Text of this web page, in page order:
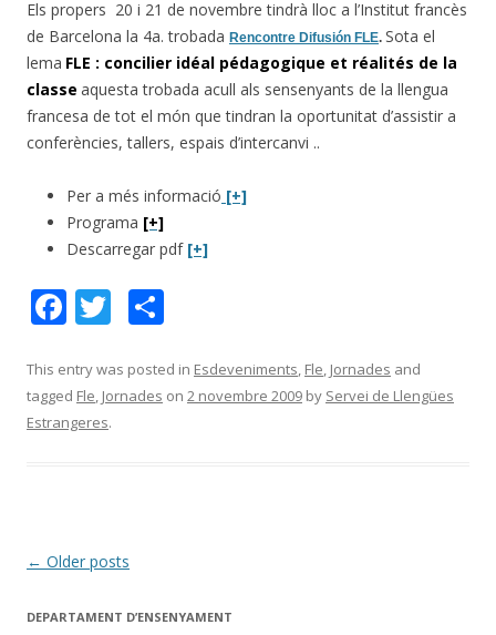
Els propers 20 i 21 de novembre tindrà lloc a l’Institut francès
de Barcelona la 4a. trobada Rencontre Difusión FLE. Sota el
lema FLE : concilier idéal pédagogique et réalités de la
classe aquesta trobada acull als sensenyants de la llengua
francesa de tot el món que tindran la oportunitat d’assistir a
conferències, tallers, espais d’intercanvi ..
Per a més informació [+]
Programa [+]
Descarregar pdf [+]
F
e
b
T
itt
er
m
p
This entry was posted in Esdeveniments, Fle, Jornades and
tagged Fle, Jornades on 2 novembre 2009 by Servei de Llengües
Estrangeres.
Post
← Older posts
DEPARTAMENT D’ENSENYAMENT